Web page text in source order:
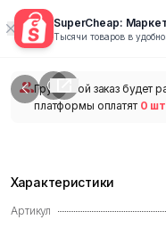
SuperCheap:
Тысячи товаров в
1/
Групповой заказ будет
платформы оплатят 0
Характеристики
Артикул